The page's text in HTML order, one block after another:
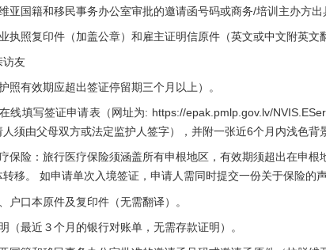
国籍和移民事务办公室审批的邀请函号码或商务/培训主办方出
照复印件（加盖公章）和雇主证明信原件（英文或中文附英文
友
有效期应超出签证停留期三个月以上）。
填写签证申请表（网址为: https://epak.pmlp.gov.lv/
须由父母双方或法定监护人签字），并附一张近6个月内浅色背
险：旅行医疗保险须涵盖所有申根地区，有效期须超出在申根
移。 如申请单次入境签证，申请人需同时提交一份关于保险的
口本原件及复印件（无需翻译）。
最近３个月的银行对账单，无需存款证明）。